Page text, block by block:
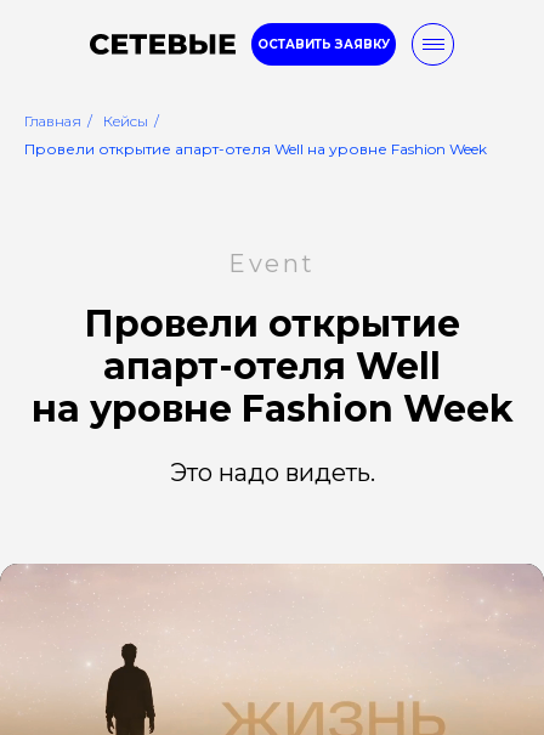
ОСТАВИТЬ ЗАЯВКУ
Главная / Кейсы /
Провели открытие апарт-отеля Well на уровне Fashion Week
Event
Провели открытие
апарт-отеля Well
на уровне Fashion Week
Это надо видеть.